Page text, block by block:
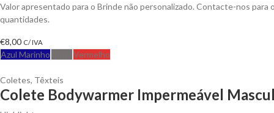
Valor apresentado para o Brinde não personalizado. Contacte-nos
quantidades.
€8,00 C/ IVA
Azul Marinho Vermelho
Coletes, Têxteis
Colete Bodywarmer Impermeável